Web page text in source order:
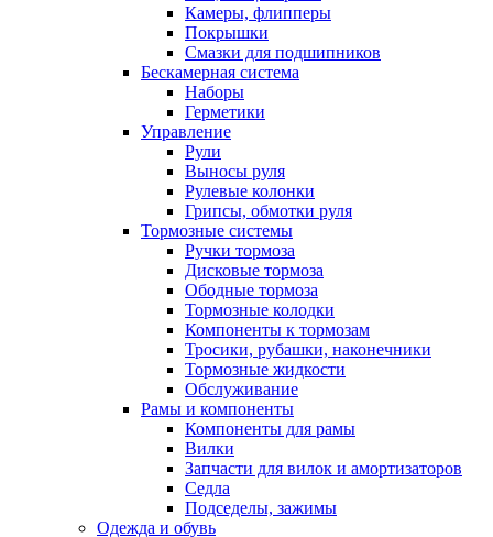
Камеры, флипперы
Покрышки
Смазки для подшипников
Бескамерная система
Наборы
Герметики
Управление
Рули
Выносы руля
Рулевые колонки
Грипсы, обмотки руля
Тормозные системы
Ручки тормоза
Дисковые тормоза
Ободные тормоза
Тормозные колодки
Компоненты к тормозам
Тросики, рубашки, наконечники
Тормозные жидкости
Обслуживание
Рамы и компоненты
Компоненты для рамы
Вилки
Запчасти для вилок и амортизаторов
Седла
Подседелы, зажимы
Одежда и обувь